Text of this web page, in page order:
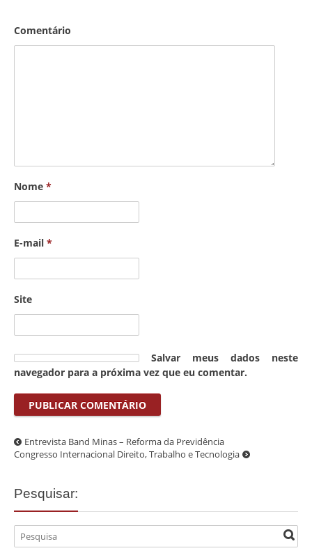
Comentário
Nome *
E-mail *
Site
Salvar meus dados neste
navegador para a próxima vez que eu comentar.
Entrevista Band Minas – Reforma da Previdência
Congresso Internacional Direito, Trabalho e Tecnologia
Pesquisar: